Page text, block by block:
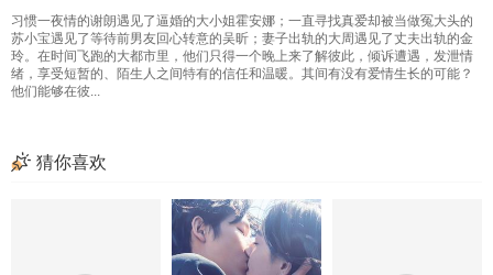
习惯一夜情的谢朗遇见了逼婚的大小姐霍安娜；一直寻找真爱却被当做冤大头的
苏小宝遇见了等待前男友回心转意的吴昕；妻子出轨的大周遇见了丈夫出轨的金
玲。在时间飞跑的大都市里，他们只得一个晚上来了解彼此，倾诉遭遇，发泄情
绪，享受短暂的、陌生人之间特有的信任和温暖。其间有没有爱情生长的可能？
他们能够在彼...
猜你喜欢